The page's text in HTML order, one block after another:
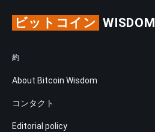
ビットコイン WISDOM
約
About Bitcoin Wisdom
コンタクト
Editorial policy